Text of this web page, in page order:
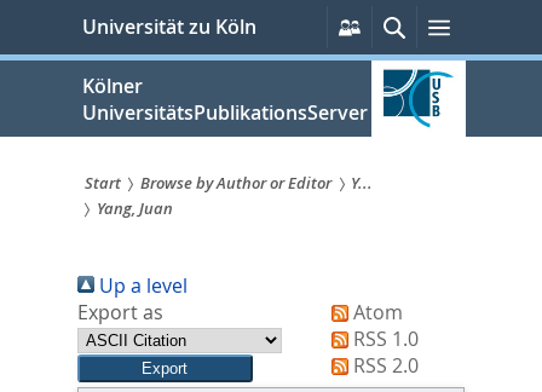
springen
Universität zu Köln
Persönliche
Services
SucheMenü
Kölner
UniversitätsPublikationsServer
Sie
sind
hier:
Start Browse by Author or Editor
Y...
Yang, Juan
Up a level
Export as
Atom
RSS 1.0
RSS 2.0